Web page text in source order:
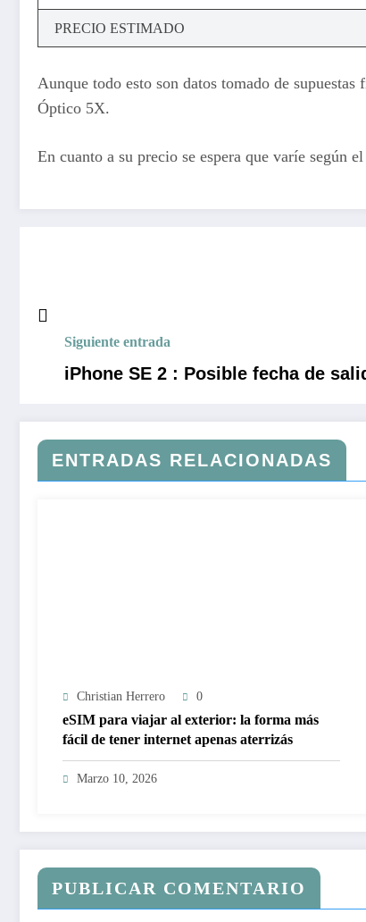
PRECIO ESTIMADO
Aunque todo esto son datos tomado de
Óptico 5X.
En cuanto a su precio se espera que varíe según
Siguiente entrada
iPhone SE 2 : Posible fecha de
ENTRADAS RELACIONADAS
Christian Herrero 0
eSIM para viajar al exterior: la forma más
fácil de tener internet apenas aterrizás
Marzo 10, 2026
PUBLICAR COMENTARIO